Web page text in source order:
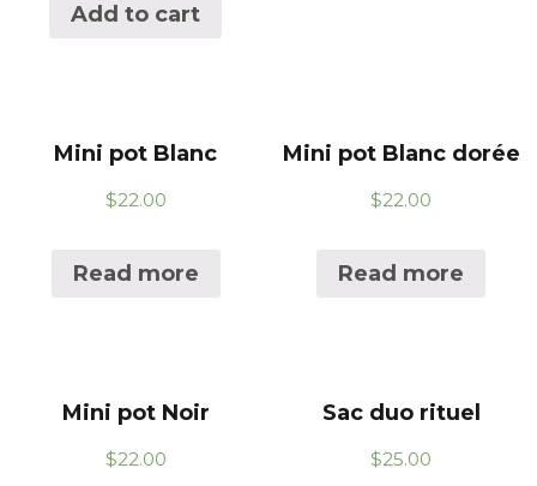
Add to cart
Mini pot Blanc
$22.00
Read more
Mini pot Blanc dorée
$22.00
Read more
Mini pot Noir
$22.00
Sac duo rituel
$25.00